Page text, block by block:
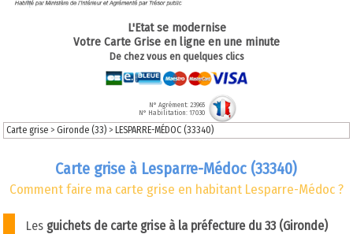
L'Etat se modernise
Votre Carte Grise en ligne en une minute
De chez vous en quelques clics
N° Agrément: 23965
N° Habilitation: 17030
Carte grise >Gironde (33)> LESPARRE-MÉDOC (33340)
Carte grise à Lesparre-Médoc (33340)
Comment faire ma carte grise en habitant Lesparre-Médoc ?
Les guichets de carte grise à la préfecture du 33 (Gironde)